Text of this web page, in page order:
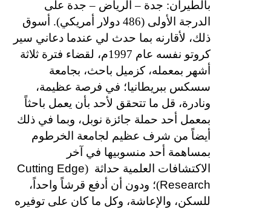
بالطيران: جدة – الرياض – جدة على
الدرجة الأولى (486 دولار أمريكي). أسوق
ذلك، لأقارنه بما حدث لي عندما دعاني سير
كروتو نفسه عام 1997م، لقضاء فترة ثلاثة
أشهر بمعمله، كزميل باحث، بجامعة
سسكس ببريطانيا؛ في فرصة عظيمة،
ونادرة، قل ما تتحقق لأحد بأن يعمل باحثاً
بمعمل أحد حملة جائزة نوبل، وبما في ذلك
أيضاً من شرف عظيم لجامعة الخرطوم
بمساهمة أحد منسوبيها في آخر
الاكتشافات العلمية حداثة (
Cutting Edge
Research)؛ ودون أن أدفع قرشاً واحداً،
للسكن، والإعاشة، وكل ما كان على توفيره